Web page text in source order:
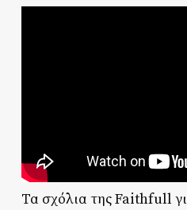
Τα σχόλια της Faithfull